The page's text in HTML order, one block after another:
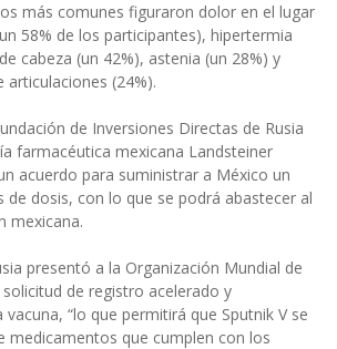
más comunes figuraron dolor en el lugar
58% de los participantes), hipertermia
cabeza (un 42%), astenia (un 28%) y
articulaciones (24%).
de Inversiones Directas de Rusia
farmacéutica mexicana Landsteiner
acuerdo para suministrar a México un
de dosis, con lo que se podrá abastecer al
mexicana.
presentó a la Organización Mundial de
solicitud de registro acelerado y
“lo que permitirá que Sputnik V se
medicamentos que cumplen con los